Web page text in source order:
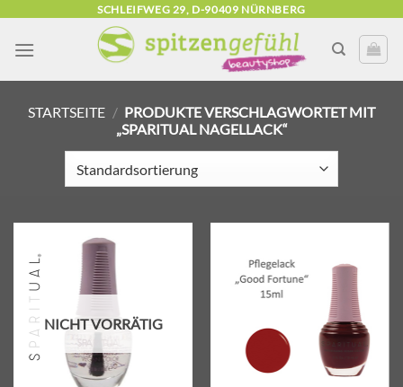
springen
SCHLEIFWEG 29, D-90409 NÜRNBERG
STARTSEITE / PRODUKTE VERSCHLAGWORTET MIT
„SPARITUAL NAGELLACK“
NICHT VORRÄTIG
Zur
Wunschliste
hinzufügen